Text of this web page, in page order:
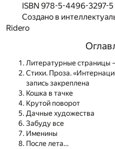
ISBN 978-5-4496-3297-5
Создано в
Ridero
Литературные страницы
Стихи. Проза.
запись закреплена
Кошка в тачке
Крутой поворот
Дачные художества
Забуду все
Именины
После лета…